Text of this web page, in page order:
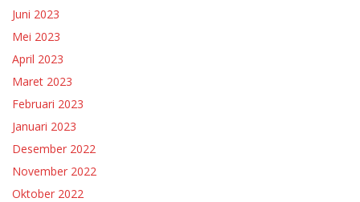
Juni 2023
Mei 2023
April 2023
Maret 2023
Februari 2023
Januari 2023
Desember 2022
November 2022
Oktober 2022